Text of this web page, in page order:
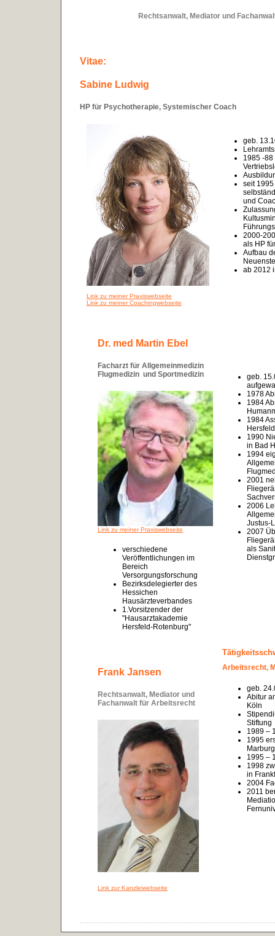
Rechtsanwalt, Mediator und
Vitae:
Sabine Ludwig
HP für Psychotherapie, Systemischer Coach
Link zu meiner Praxiswebseite
Link zu meiner Coachingwebseite
geb.
1985 -
seit
und
2000-
als HP
Aufbau
ab 2012
Dr. med Martin Ebel
Facharzt für Allgemeinmedizin
Flugmedizin und Sportmedizin
Link zu meiner Praxiswebseite
verschiedene
Veröffentlichungen im
Bereich
Versorgungsforschung
Bezirksdelegierter des
Hessichen
Hausärzteverbandes
1.Vorsitzender der
"Hausarztakademie
Hersfeld-Rotenburg"
Frank Jansen
Rechtsanwalt, Mediator und
Fachanwalt für Arbeitsrecht
Link zur Kanzleiwebseite
geb.
1978
1984
1984
1990
in Bad
1994
2001
2006
Justus-
2007
als
Arbeitsrecht,
geb.
Abitur
Köln
Stiftung
1989 –
1995
Marburg
1995 –
1998
in
2004
2011